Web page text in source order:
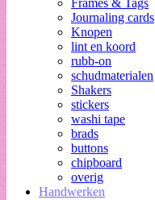
Frames & Tags
Journaling cards
Knopen
lint en koord
rubb-on
schudmaterialen
Shakers
stickers
washi tape
brads
buttons
chipboard
overig
Handwerken